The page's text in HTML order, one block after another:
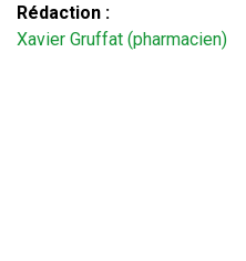
Rédaction :
Xavier Gruffat (pharmacien)